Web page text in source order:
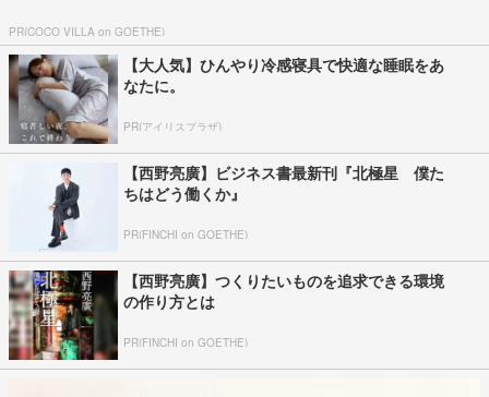
つだい”に、どん...
PR(アタック・キュキュット｜Hugkum)
の22歳女性 勤務店運営会社の指示受け...
2026年8月3日
た人生 「人生は捨てたものじゃない」...
2026年8月8日
ワー55万人“自称インフルエンサー”を...